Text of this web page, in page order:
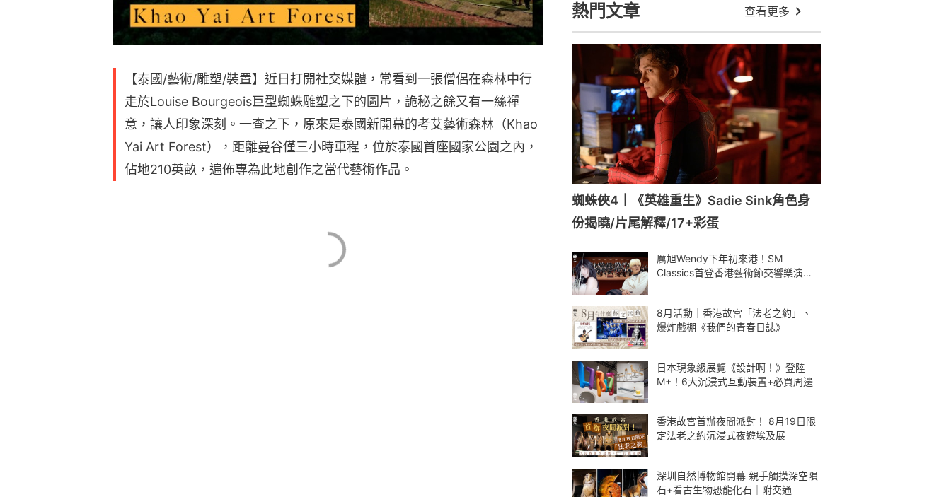
【泰國/藝術/雕塑/裝置】近日打開社交媒體，常看到一張僧侶在森林中行
走於Louise Bourgeois巨型蜘蛛雕塑之下的圖片，詭秘之餘又有一絲禪
意，讓人印象深刻。一查之下，原來是泰國新開幕的考艾藝術森林（Khao
Yai Art Forest），距離曼谷僅三小時車程，位於泰國首座國家公園之內，
佔地210英畝，遍佈專為此地創作之當代藝術作品。
熱門文章 查看更多
蜘蛛俠4｜《英雄重生》Sadie Sink角色身
份揭曉/片尾解釋/17+彩蛋
厲旭Wendy下年初來港！SM
Classics首登香港藝術節交響樂演繹
8月活動｜香港故宮「法老之約」、
爆炸戲棚《我們的青春日誌》
日本現象級展覽《設計啊！》登陸
M+！6大沉浸式互動裝置+必買周邊
香港故宮首辦夜間派對！ 8月19日限
定法老之約沉浸式夜遊埃及展
深圳自然博物館開幕 親手觸摸深空隕
石+看古生物恐龍化石｜附交通